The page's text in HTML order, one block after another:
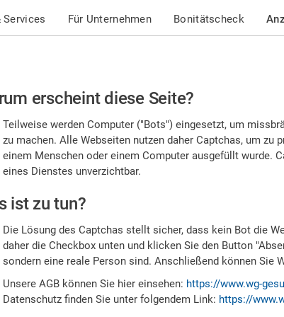
Services Für Unternehmen Bonitätscheck
erscheint diese Seite?
Teilweise werden Computer ("Bots") eingesetzt, um
zu machen. Alle Webseiten nutzen daher Captchas, um zu
einem Menschen oder einem Computer ausgefüllt wurde.
eines Dienstes unverzichtbar.
ist zu tun?
Die Lösung des Captchas stellt sicher, dass kein Bot die
daher die Checkbox unten und klicken Sie den Button
sondern eine reale Person sind. Anschließend können Sie
Unsere AGB können Sie hier einsehen: https://www.wg-
Datenschutz finden Sie unter folgendem Link: https://